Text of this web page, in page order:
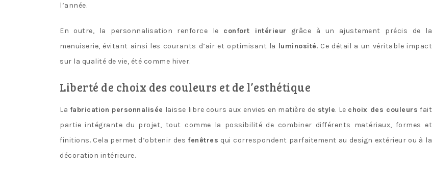
l’année.
En outre, la personnalisation renforce le confort intérieur grâce à un ajustement précis de la
menuiserie, évitant ainsi les courants d’air et optimisant la luminosité. Ce détail a un véritable impact
sur la qualité de vie, été comme hiver.
Liberté de choix des couleurs et de l’esthétique
La fabrication personnalisée laisse libre cours aux envies en matière de style. Le choix des couleurs fait
partie intégrante du projet, tout comme la possibilité de combiner différents matériaux, formes et
finitions. Cela permet d’obtenir des fenêtres qui correspondent parfaitement au design extérieur ou à la
décoration intérieure.